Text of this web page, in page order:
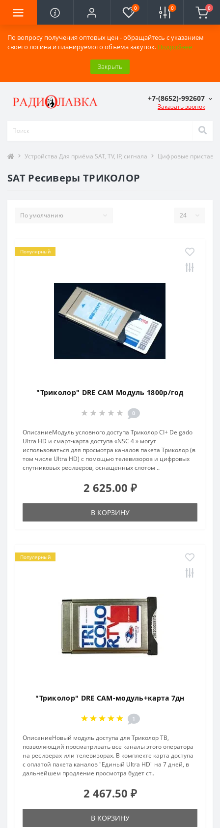
По вопросу получения оптовых цен - обращайтесь с указанием
своего логина и планируемого объема закупок. Подробнее
Закрыть
0 0 0
+7-(8652)-992607
Заказать звонок
Устройства Для приёма SAT, TV, IP, сигнала Цифровые
SAT Ресиверы ТРИКОЛОР
Популярный
"Триколор" DRE CAM Модуль 1800р/год
0
ОписаниеМодуль условного доступа Триколор CI+ Delgado
Ultra HD и смарт-карта доступа «NSC 4 » могут
использоваться для просмотра каналов пакета Триколор (в
том числе Ultra HD) с помощью телевизоров и цифровых
спутниковых ресиверов, оснащенных слотом ..
2 625.00 ₽
В КОРЗИНУ
Популярный
"Триколор" DRE CAM-модуль+карта 7дн
1
ОписаниеНовый модуль доступа для Триколор ТВ,
позволяющий просматривать все каналы этого оператора
на ресиверах или телевизорах. В комплекте карта доступа
с оплатой пакета каналов "Единый Ultra HD" на 7 дней, в
дальнейшем продление просмотра будет ст..
2 467.50 ₽
В КОРЗИНУ